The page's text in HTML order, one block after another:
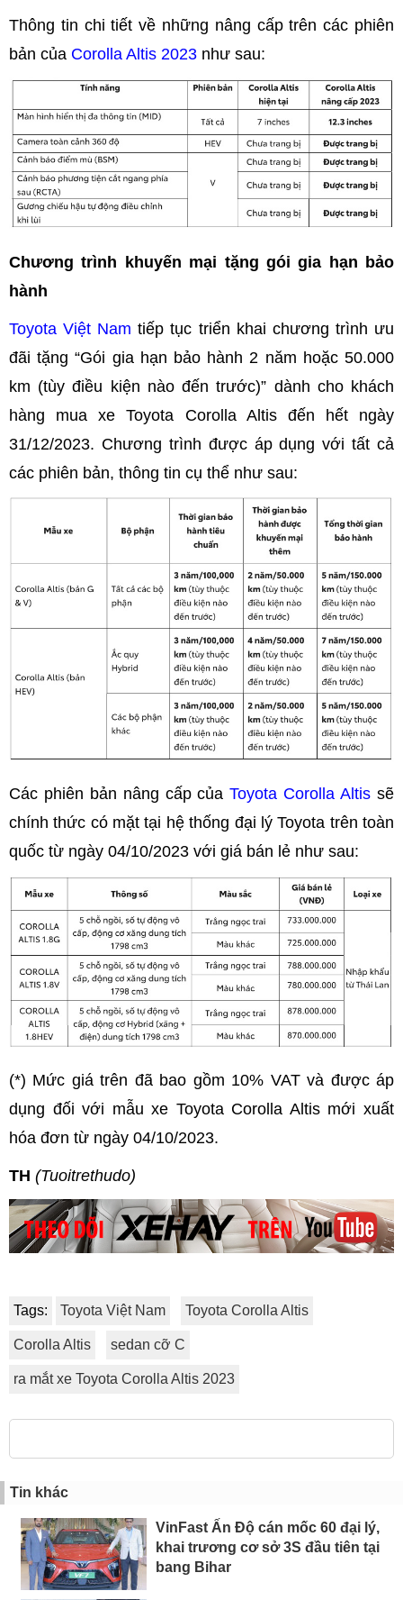
Thông tin chi tiết về những nâng cấp trên các phiên
bản của Corolla Altis 2023 như sau:
Chương trình khuyến mại tặng gói gia hạn bảo
hành
Toyota Việt Nam tiếp tục triển khai chương trình ưu
đãi tặng “Gói gia hạn bảo hành 2 năm hoặc 50.000
km (tùy điều kiện nào đến trước)” dành cho khách
hàng mua xe Toyota Corolla Altis đến hết ngày
31/12/2023. Chương trình được áp dụng với tất cả
các phiên bản, thông tin cụ thể như sau:
Các phiên bản nâng cấp củaToyota Corolla Altis sẽ
chính thức có mặt tại hệ thống đại lý Toyota trên toàn
quốc từ ngày 04/10/2023 với giá bán lẻ như sau:
(*) Mức giá trên đã bao gồm 10% VAT và được áp
dụng đối với mẫu xe Toyota Corolla Altis mới xuất
hóa đơn từ ngày 04/10/2023.
TH (Tuoitrethudo)
Tags: Toyota Việt Nam Toyota Corolla Altis
Corolla Altis sedan cỡ C
ra mắt xe Toyota Corolla Altis 2023
Tin khác
VinFast Ấn Độ cán mốc 60 đại lý,
khai trương cơ sở 3S đầu tiên tại
bang Bihar